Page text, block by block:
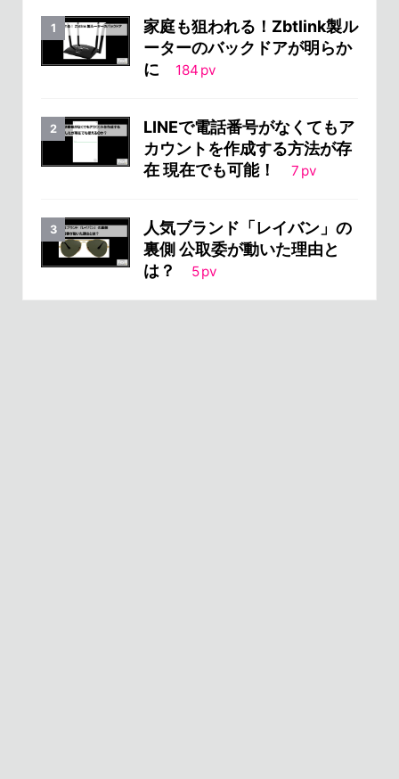
家庭も狙われる！Zbtlink製ル
ーターのバックドアが明らか
に
184 pv
LINEで電話番号がなくてもア
カウントを作成する方法が存
在 現在でも可能！
7 pv
人気ブランド「レイバン」の
裏側 公取委が動いた理由と
は？
5pv